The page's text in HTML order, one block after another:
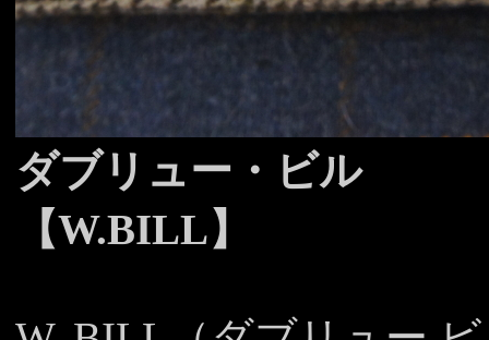
ダブリュー・ビル
【W.BILL】